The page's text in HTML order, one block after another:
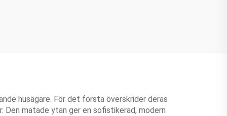
husägare. För det första överskrider deras
Den matade ytan ger en sofistikerad, modern